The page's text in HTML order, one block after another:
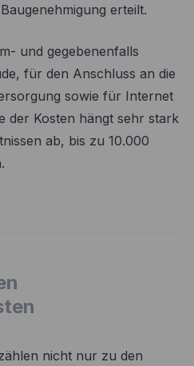
erteilt.
und gegebenenfalls
für den Anschluss an die
sowie für Internet
der Kosten hängt sehr stark
ab, bis zu 10.000
nicht nur zu den